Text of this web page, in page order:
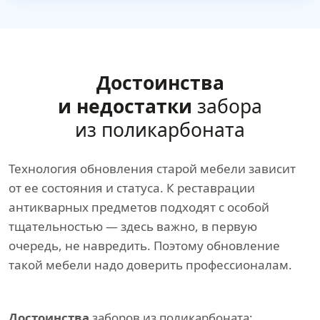
Достоинства
и недостатки забора
из поликарбоната
Технология обновления старой мебели зависит
от ее состояния и статуса. К реставрации
антикварных предметов подходят с особой
тщательностью — здесь важно, в первую
очередь, не навредить. Поэтому обновление
такой мебели надо доверить профессионалам.